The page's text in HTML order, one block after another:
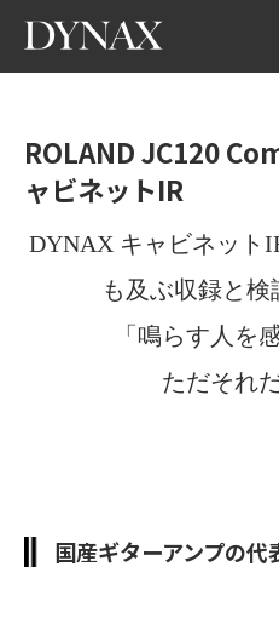
ROLAND JC120
ャビネットIR
DYNAX キャビネット
も及ぶ収録と
「鳴らす人を
ただそれ
国産ギターアンプの代